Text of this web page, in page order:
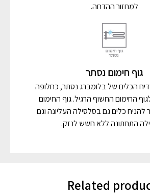
למחזור ההדחה.
גוף חימום נסתר
הכלים של בלומברג נסתר, כחלופה
החימום החשוף הרגיל. גוף החימום
כלים גם בסלסילה העליונה וגם
התחתונה ללא חשש לנזק.
Related